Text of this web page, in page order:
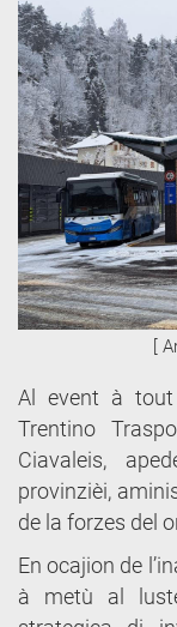
[
Al event à
Trentino
Ciavaleis,
provinzièi,
de la forzes del
En ocajion de
à metù al